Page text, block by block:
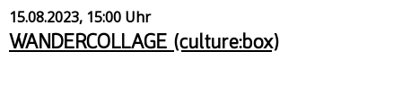
15.08.2023, 15:00 Uhr
WANDERCOLLAGE (culture:box)